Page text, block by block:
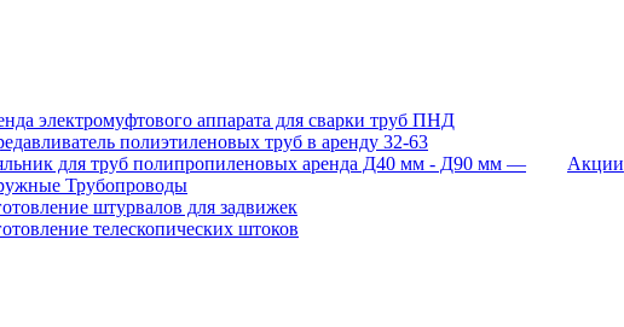
электромуфтового аппарата для сварки труб ПНД
полиэтиленовых труб в аренду 32-63
для труб полипропиленовых аренда Д40 мм - Д90 мм —
Трубопроводы
штурвалов для задвижек
телескопических штоков
Акции